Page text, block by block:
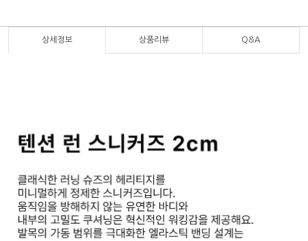
상세정보 상품리뷰 Q&A